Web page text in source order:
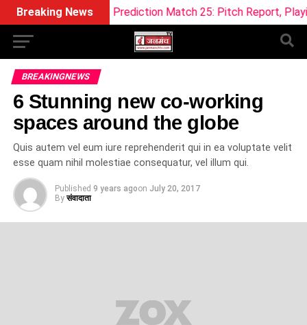
Breaking News
Prediction Match 25: Pitch Report, Playing 11 &
BREAKINGNEWS
6 Stunning new co-working
spaces around the globe
Quis autem vel eum iure reprehenderit qui in ea voluptate velit
esse quam nihil molestiae consequatur, vel illum qui.
Published 9 years agoon July 20, 2017
By संवादाता